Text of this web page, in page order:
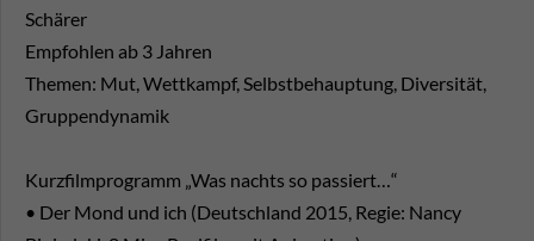
Schärer
Empfohlen ab 3 Jahren
Themen: Mut, Wettkampf, Selbstbehauptung, Diversität,
Gruppendynamik
Kurzfilmprogramm „Was nachts so passiert…“
• Der Mond und ich (Deutschland 2015, Regie: Nancy